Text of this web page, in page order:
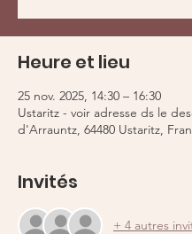
Heure et lieu
25 nov. 2025, 14:30 – 16:30
Ustaritz - voir adresse ds le
d'Arrauntz, 64480 Ustaritz,
Invités
+ 4 autres